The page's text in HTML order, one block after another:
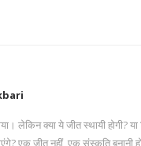
लेकिन क्या ये जीत स्थायी होगी?
एक जीत नहीं, एक संस्कृति बनानी